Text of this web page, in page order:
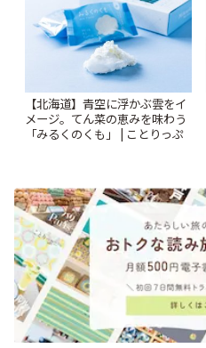
【北海道】青空に浮かぶ雲をイ
メージ。てん菜の恵みを味わう
「みるくのくも」 | ことりっぷ